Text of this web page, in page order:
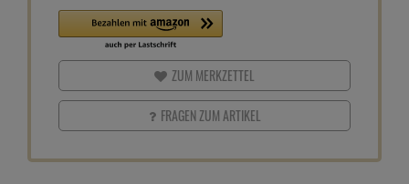
ZUM MERKZETTEL
FRAGEN ZUM ARTIKEL